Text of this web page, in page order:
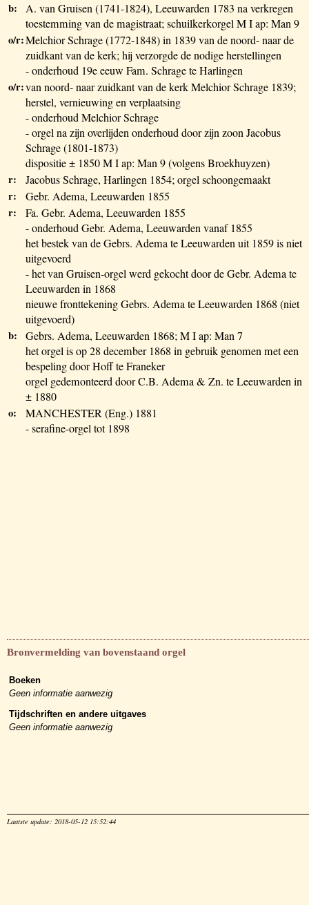
b:
A. van Gruisen (1741-1824), Leeuwarden 1783 na verkregen
toestemming van de magistraat; schuilkerkorgel M I ap: Man 9
o/r:Melchior Schrage (1772-1848) in 1839 van de noord- naar de
zuidkant van de kerk; hij verzorgde de nodige herstellingen
- onderhoud 19e eeuw Fam. Schrage te Harlingen
o/r:van noord- naar zuidkant van de kerk Melchior Schrage 1839;
herstel, vernieuwing en verplaatsing
- onderhoud Melchior Schrage
- orgel na zijn overlijden onderhoud door zijn zoon Jacobus
Schrage (1801-1873)
dispositie ± 1850 M I ap: Man 9 (volgens Broekhuyzen)
r: Jacobus Schrage, Harlingen 1854; orgel schoongemaakt
r: Gebr. Adema, Leeuwarden 1855
r:
Fa. Gebr. Adema, Leeuwarden 1855
- onderhoud Gebr. Adema, Leeuwarden vanaf 1855
het bestek van de Gebrs. Adema te Leeuwarden uit 1859 is niet
uitgevoerd
- het van Gruisen-orgel werd gekocht door de Gebr. Adema te
Leeuwarden in 1868
nieuwe fronttekening Gebrs. Adema te Leeuwarden 1868 (niet
uitgevoerd)
b:
Gebrs. Adema, Leeuwarden 1868; M I ap: Man 7
het orgel is op 28 december 1868 in gebruik genomen met een
bespeling door Hoff te Franeker
orgel gedemonteerd door C.B. Adema & Zn. te Leeuwarden in
± 1880
o:
MANCHESTER (Eng.) 1881
- serafine-orgel tot 1898
Bronvermelding van bovenstaand orgel
Boeken
Geen informatie aanwezig
Tijdschriften en andere uitgaves
Geen informatie aanwezig
Laatste update: 2018-05-12 15:52:44